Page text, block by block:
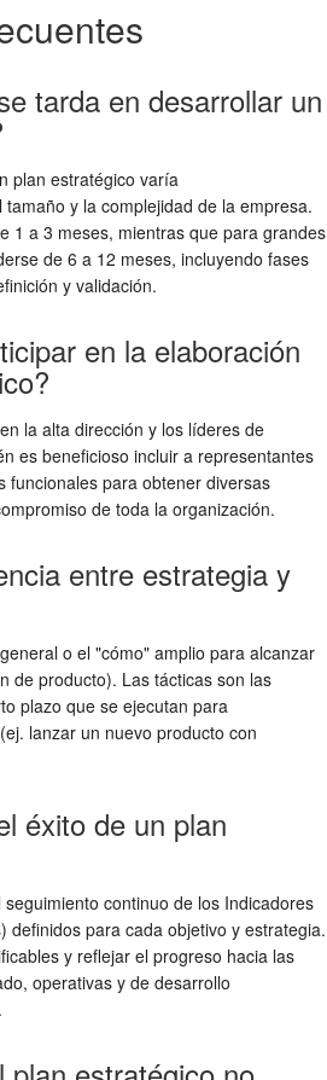
tarda en desarrollar un
plan estratégico varía
y la complejidad de la empresa.
1 a 3 meses, mientras que para grandes
de 6 a 12 meses, incluyendo fases
y validación.
en la elaboración
la alta dirección y los líderes de
es beneficioso incluir a representantes
funcionales para obtener diversas
de toda la organización.
entre estrategia y
o el "cómo" amplio para alcanzar
de producto). Las tácticas son las
plazo que se ejecutan para
lanzar un nuevo producto con
éxito de un plan
continuo de los Indicadores
definidos para cada objetivo y estrategia.
y reflejar el progreso hacia las
operativas y de desarrollo